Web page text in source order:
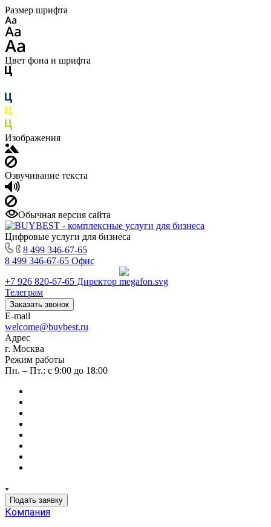
Размер шрифта
Цвет фона и шрифта
Изображения
Озвучивание текста
Обычная версия сайта
Цифровые услуги для бизнеса
8 499 346-67-65
8 499 346-67-65 Офис
+7 926 820-67-65 Директор
Телеграм
Заказать звонок
E-mail
welcome@buybest.ru
Адрес
г. Москва
Режим работы
Пн. – Пт.: с 9:00 до 18:00
Подать заявку
Компания